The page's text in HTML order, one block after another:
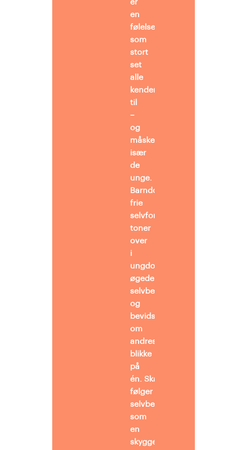
er
en
følelse,
som
stort
set
alle
kender
til
–
og
måske
især
de
unge.
Barndommens
frie
selvforglemmelse
toner
over
i
ungdommens
øgede
selvbevidsthed
og
bevidstheden
om
andres
blikke
på
én. Skammen
følger
selvbevidstheden
som
en
skygge,